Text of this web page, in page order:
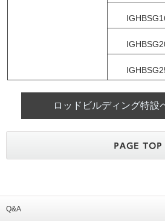
ロッドビルディング特設
Q&A